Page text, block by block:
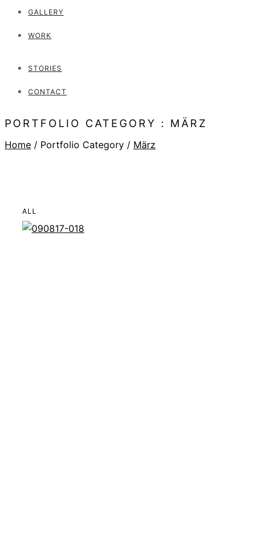
GALLERY
WORK
STORIES
CONTACT
PORTFOLIO CATEGORY : MÄRZ
Home / Portfolio Category / März
ALL